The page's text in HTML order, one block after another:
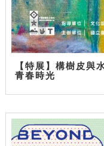
【特展】構樹皮與
青春時光